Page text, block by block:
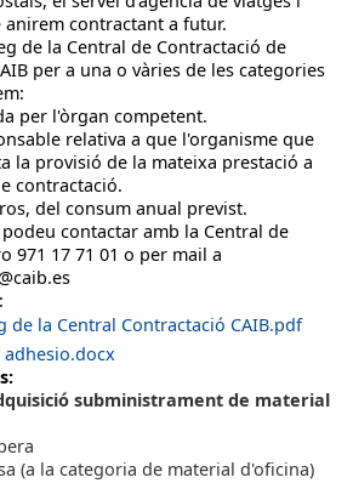
contractant a futur.
de la Central de Contractació de
per a una o vàries de les categories
per l'òrgan competent.
relativa a que l'organisme que
la provisió de la mateixa prestació a
contractació.
del consum anual previst.
contactar amb la Central de
971 17 71 01 o per mail a
de la Central Contractació CAIB.pdf
adhesio.docx
subministrament de material
(a la categoria de material d'oficina)